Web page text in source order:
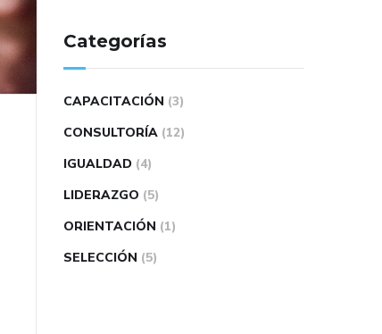
Categorías
CAPACITACIÓN (3)
CONSULTORÍA (12)
IGUALDAD (4)
LIDERAZGO (5)
ORIENTACIÓN (1)
SELECCIÓN (5)